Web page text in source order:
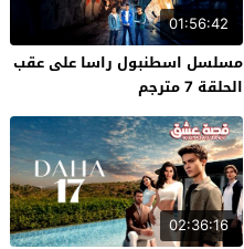
01:56:42
مسلسل اسطنبول راسا على عقب
الحلقة 7 مترجم
02:36:16